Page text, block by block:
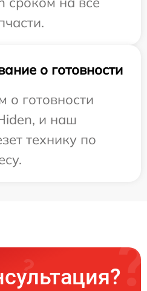
о готовности
готовности
и наш
технику по